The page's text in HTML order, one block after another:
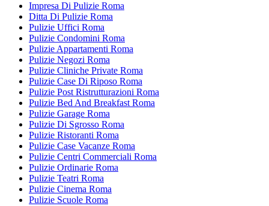
Impresa Di Pulizie Roma
Ditta Di Pulizie Roma
Pulizie Uffici Roma
Pulizie Condomini Roma
Pulizie Appartamenti Roma
Pulizie Negozi Roma
Pulizie Cliniche Private Roma
Pulizie Case Di Riposo Roma
Pulizie Post Ristrutturazioni Roma
Pulizie Bed And Breakfast Roma
Pulizie Garage Roma
Pulizie Di Sgrosso Roma
Pulizie Ristoranti Roma
Pulizie Case Vacanze Roma
Pulizie Centri Commerciali Roma
Pulizie Ordinarie Roma
Pulizie Teatri Roma
Pulizie Cinema Roma
Pulizie Scuole Roma